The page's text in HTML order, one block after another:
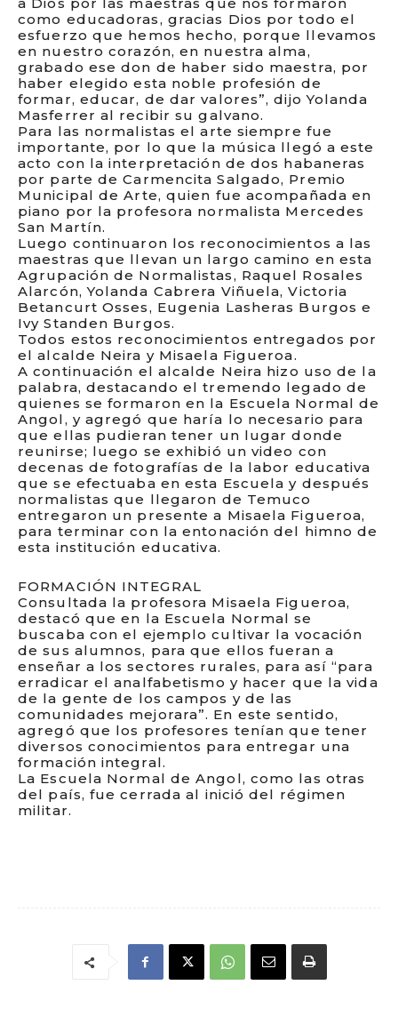
como educadoras, gracias Dios por todo el
esfuerzo que hemos hecho, porque llevamos
en nuestro corazón, en nuestra alma,
grabado ese don de haber sido maestra, por
haber elegido esta noble profesión de
formar, educar, de dar valores”, dijo Yolanda
Masferrer al recibir su galvano.
Para las normalistas el arte siempre fue
importante, por lo que la música llegó a este
acto con la interpretación de dos habaneras
por parte de Carmencita Salgado, Premio
Municipal de Arte, quien fue acompañada en
piano por la profesora normalista Mercedes
San Martín.
Luego continuaron los reconocimientos a las
maestras que llevan un largo camino en esta
Agrupación de Normalistas, Raquel Rosales
Alarcón, Yolanda Cabrera Viñuela, Victoria
Betancurt Osses, Eugenia Lasheras Burgos e
Ivy Standen Burgos.
Todos estos reconocimientos entregados por
el alcalde Neira y Misaela Figueroa.
A continuación el alcalde Neira hizo uso de la
palabra, destacando el tremendo legado de
quienes se formaron en la Escuela Normal de
Angol, y agregó que haría lo necesario para
que ellas pudieran tener un lugar donde
reunirse; luego se exhibió un video con
decenas de fotografías de la labor educativa
que se efectuaba en esta Escuela y después
normalistas que llegaron de Temuco
entregaron un presente a Misaela Figueroa,
para terminar con la entonación del himno de
esta institución educativa.
FORMACIÓN INTEGRAL
Consultada la profesora Misaela Figueroa,
destacó que en la Escuela Normal se
buscaba con el ejemplo cultivar la vocación
de sus alumnos, para que ellos fueran a
enseñar a los sectores rurales, para así “para
erradicar el analfabetismo y hacer que la vida
de la gente de los campos y de las
comunidades mejorara”. En este sentido,
agregó que los profesores tenían que tener
diversos conocimientos para entregar una
formación integral.
La Escuela Normal de Angol, como las otras
del país, fue cerrada al inició del régimen
militar.